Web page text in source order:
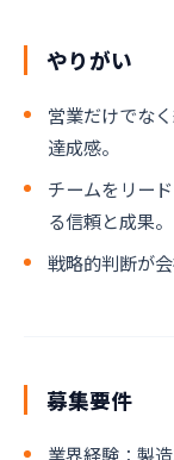
やりがい
営業だけでな
達成感。
チームをリー
る信頼と成果。
戦略的判断が
募集要件
業界経験：製